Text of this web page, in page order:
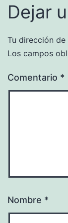
Dejar
Tu dirección
Los campos
Comentario *
Nombre *